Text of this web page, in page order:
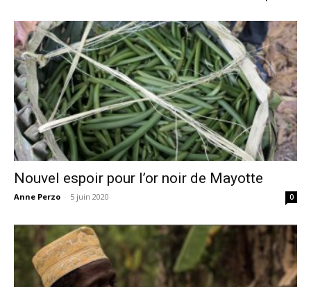
Nouvel espoir pour l’or noir de Mayotte
Anne Perzo - 5 juin 2020 0